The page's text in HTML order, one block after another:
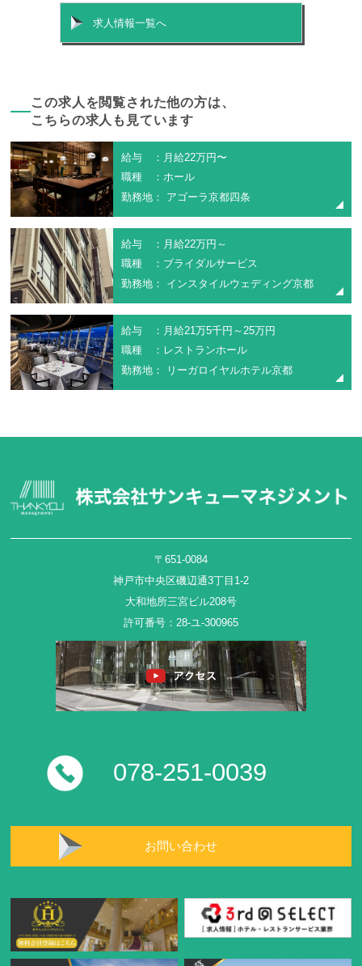
求人情報一覧へ
この求人を閲覧された他の方は、
こちらの求人も見ています
給与 ：月給22万円〜
職種 ：ホール
勤務地： アゴーラ京都四条
給与 ：月給22万円～
職種 ：ブライダルサービス
勤務地： インスタイルウェディング京都
給与 ：月給21万5千円～25万円
職種 ：レストランホール
勤務地： リーガロイヤルホテル京都
〒651-0084
神戸市中央区磯辺通3丁目1-2
大和地所三宮ビル208号
許可番号：28-ユ-300965
078-251-0039
お問い合わせ